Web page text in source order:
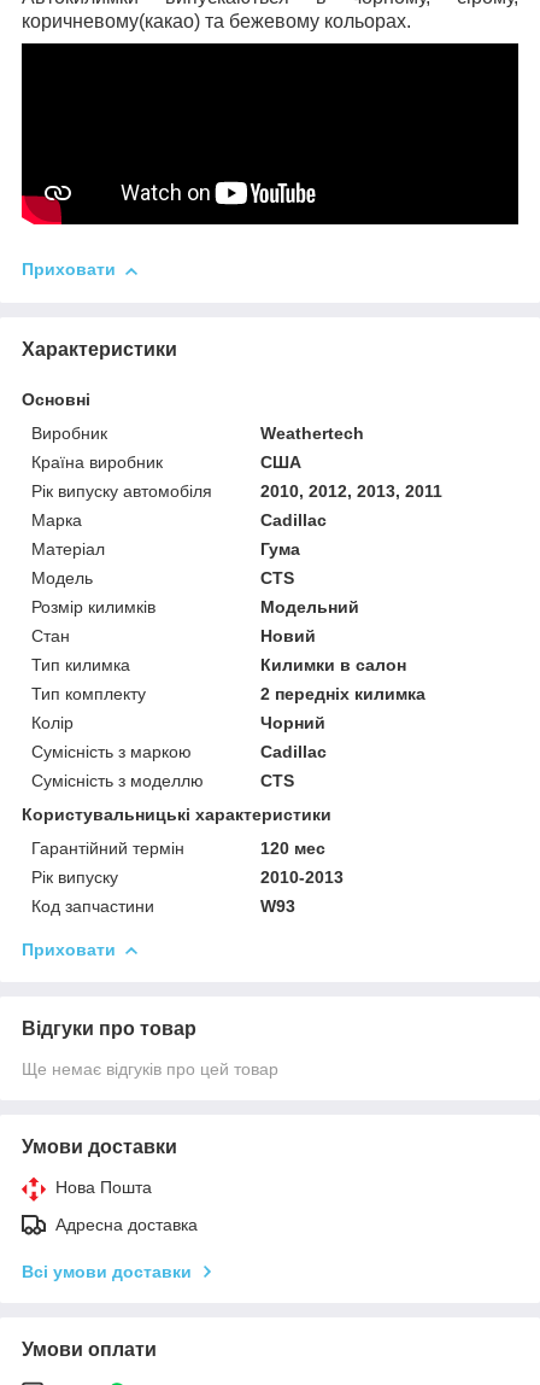
коричневому(какао) та бежевому кольорах.
Приховати
Характеристики
Основні
Виробник
Weathertech
Країна виробник
США
Рік випуску автомобіля
2010, 2012, 2013, 2011
Марка
Cadillac
Матеріал
Гума
Модель
CTS
Розмір килимків
Модельний
Стан
Новий
Тип килимка
Килимки в салон
Тип комплекту
2 передніх килимка
Колір
Чорний
Сумісність з маркою
Cadillac
Сумісність з моделлю
CTS
Користувальницькі характеристики
Гарантійний термін
120 мес
Рік випуску
2010-2013
Код запчастини
W93
Приховати
Відгуки про товар
Ще немає відгуків про цей товар
Умови доставки
Нова Пошта
Адресна доставка
Всі умови доставки
Умови оплати